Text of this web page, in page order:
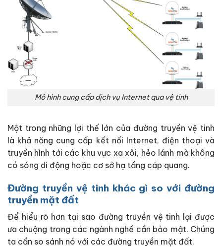
Mô hình cung cấp dịch vụ Internet qua vệ tinh
Một trong những lợi thế lớn của đường truyền vệ tinh
là khả năng cung cấp kết nối Internet, điện thoại và
truyền hình tới các khu vực xa xôi, hẻo lánh mà không
có sóng di động hoặc cơ sở hạ tầng cáp quang.
Đường truyền vệ tinh khác gì so với đường
truyền mặt đất
Để hiểu rõ hơn tại sao đường truyền vệ tinh lại được
ưa chuộng trong các ngành nghề cần bảo mật. Chúng
ta cần so sánh nó với các đường truyền mặt đất.